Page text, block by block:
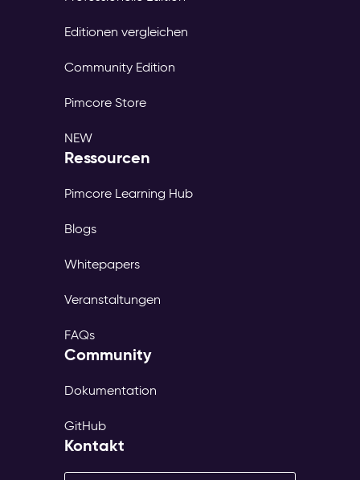
Editionen vergleichen
Community Edition
Pimcore Store
NEW
Ressourcen
Pimcore Learning Hub
Blogs
Whitepapers
Veranstaltungen
FAQs
Community
Dokumentation
GitHub
Kontakt